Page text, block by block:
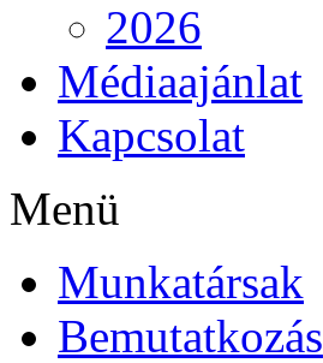
2026
Médiaajánlat
Kapcsolat
Menü
Munkatársak
Bemutatkozás